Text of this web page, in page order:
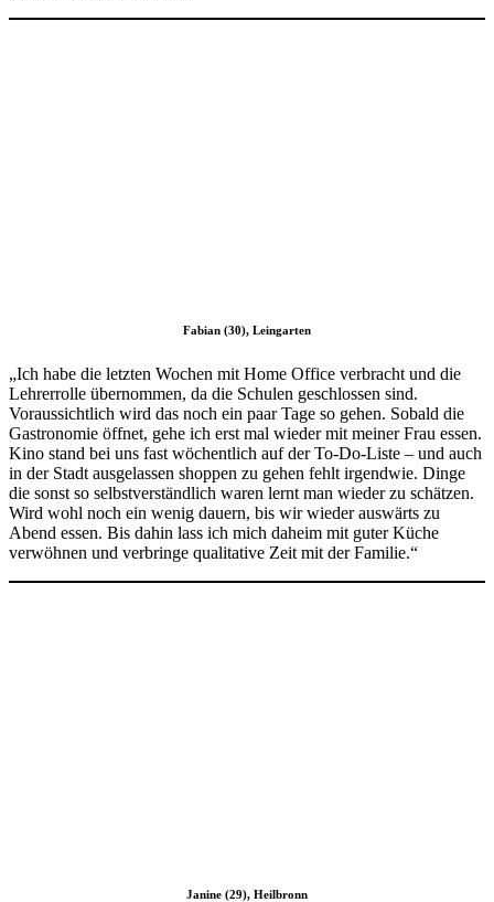
Fabian (30), Leingarten
„Ich habe die letzten Wochen mit Home Office verbracht und die
Lehrerrolle übernommen, da die Schulen geschlossen sind.
Voraussichtlich wird das noch ein paar Tage so gehen. Sobald die
Gastronomie öffnet, gehe ich erst mal wieder mit meiner Frau essen.
Kino stand bei uns fast wöchentlich auf der To-Do-Liste – und auch
in der Stadt ausgelassen shoppen zu gehen fehlt irgendwie. Dinge
die sonst so selbstverständlich waren lernt man wieder zu schätzen.
Wird wohl noch ein wenig dauern, bis wir wieder auswärts zu
Abend essen. Bis dahin lass ich mich daheim mit guter Küche
verwöhnen und verbringe qualitative Zeit mit der Familie.“
Janine (29), Heilbronn